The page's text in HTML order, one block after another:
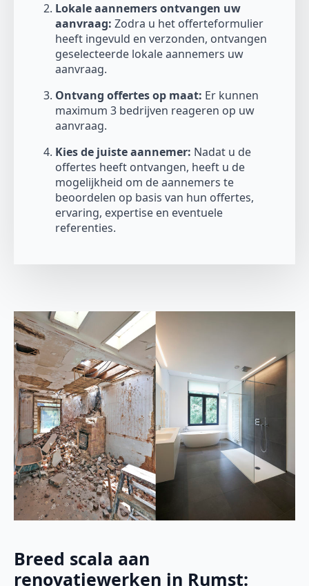
Lokale aannemers ontvangen uw
aanvraag: Zodra u het offerteformulier
heeft ingevuld en verzonden, ontvangen
geselecteerde lokale aannemers uw
aanvraag.
Ontvang offertes op maat: Er kunnen
maximum 3 bedrijven reageren op uw
aanvraag.
Kies de juiste aannemer: Nadat u de
offertes heeft ontvangen, heeft u de
mogelijkheid om de aannemers te
beoordelen op basis van hun offertes,
ervaring, expertise en eventuele
referenties.
Breed scala aan
renovatiewerken in Rumst: